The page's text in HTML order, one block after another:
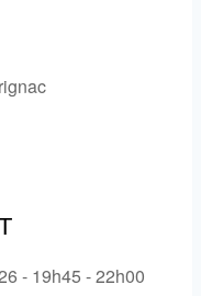
- 19h45 - 22h00